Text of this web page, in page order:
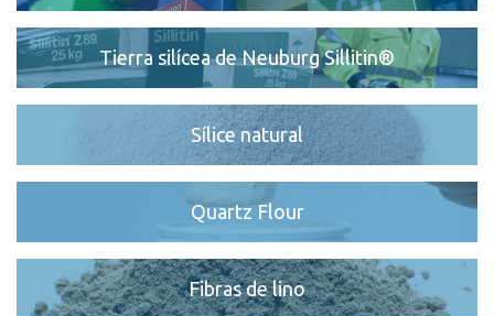
Tierra silícea de Neuburg Sillitin®
Sílice natural
Quartz Flour
Fibras de lino